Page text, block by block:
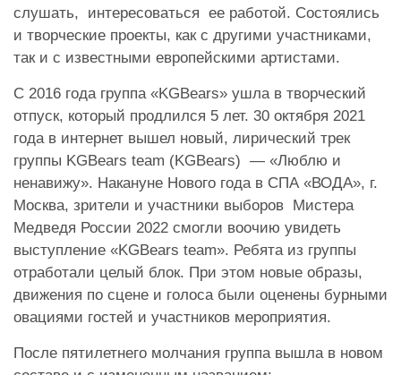
слушать, интересоваться ее работой. Состоялись
и творческие проекты, как с другими участниками,
так и с известными европейскими артистами.
С 2016 года группа «KGBears» ушла в творческий
отпуск, который продлился 5 лет. 30 октября 2021
года в интернет вышел новый, лирический трек
группы KGBears team (KGBears) — «Люблю и
ненавижу». Накануне Нового года в СПА «ВОДА», г.
Москва, зрители и участники выборов Мистера
Медведя России 2022 смогли воочию увидеть
выступление «KGBears team». Ребята из группы
отработали целый блок. При этом новые образы,
движения по сцене и голоса были оценены бурными
овациями гостей и участников мероприятия.
После пятилетнего молчания группа вышла в новом